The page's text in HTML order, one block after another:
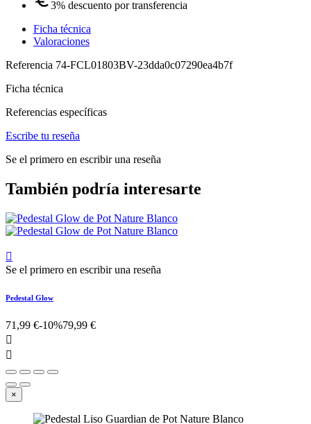
3% descuento por transferencia
Ficha técnica
Valoraciones
Referencia 74-FCL01803BV-23dda0c07290ea4b7f
Ficha técnica
Referencias específicas
Escribe tu reseña
Se el primero en escribir una reseña
También podría interesarte

Se el primero en escribir una reseña
Pedestal Glow
71,99 €-10%79,99 €


×